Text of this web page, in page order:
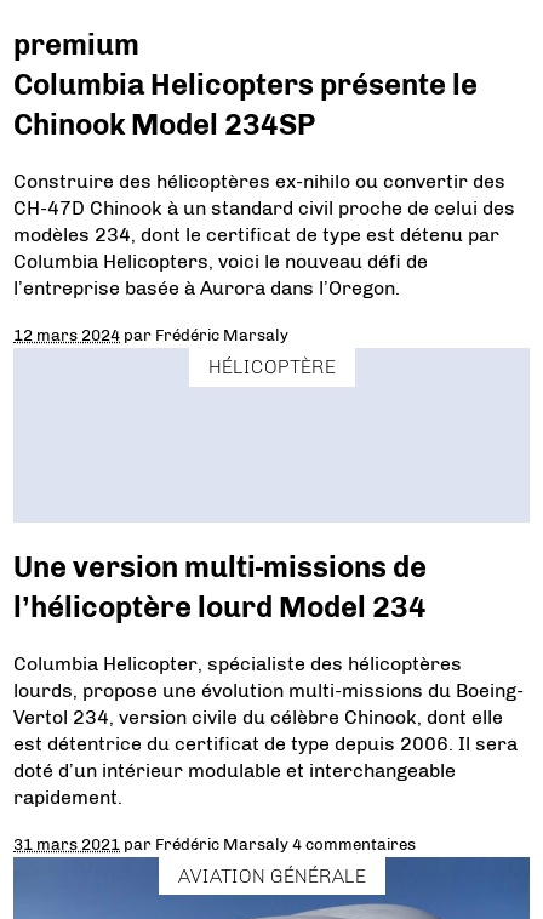
premium
Columbia Helicopters présente le
Chinook Model 234SP
Construire des hélicoptères ex-nihilo ou convertir des
CH-47D Chinook à un standard civil proche de celui des
modèles 234, dont le certificat de type est détenu par
Columbia Helicopters, voici le nouveau défi de
l’entreprise basée à Aurora dans l’Oregon.
12 mars 2024 par Frédéric Marsaly
HÉLICOPTÈRE
Une version multi-missions de
l’hélicoptère lourd Model 234
Columbia Helicopter, spécialiste des hélicoptères
lourds, propose une évolution multi-missions du Boeing-
Vertol 234, version civile du célèbre Chinook, dont elle
est détentrice du certificat de type depuis 2006. Il sera
doté d’un intérieur modulable et interchangeable
rapidement.
31 mars 2021 par Frédéric Marsaly 4 commentaires
AVIATION GÉNÉRALE